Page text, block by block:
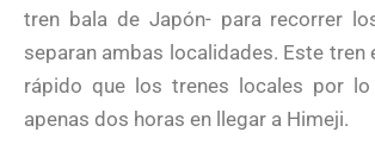
tren bala de Japón- para recorrer
separan ambas localidades. Este tren
rápido que los trenes locales por
apenas dos horas en llegar a Himeji.